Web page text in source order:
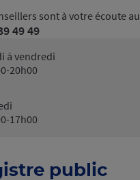
sont à votre écoute au
49 49
à vendredi
20h00
17h00
public